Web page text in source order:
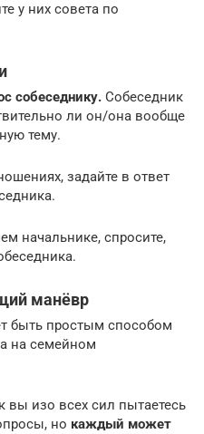
у них совета по
собеседнику. Собеседник
ли он/она вообще
тему.
задайте в ответ
начальнике, спросите,
манёвр
быть простым способом
на семейном
вы изо всех сил пытаетесь
но каждый может